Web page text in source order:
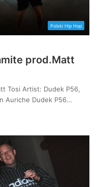
Polski Hip Hop
prod.Matt
Tosi Artist: Dudek P56,
Auriche Dudek P56…